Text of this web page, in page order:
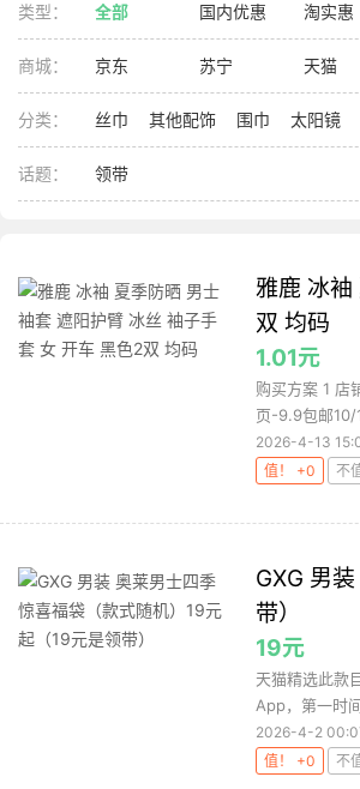
类型： 全部 国内优惠 淘实惠
商城： 京东 苏宁 天猫
分类： 丝巾 其他配饰 围巾 太阳镜
话题： 领带
雅鹿 冰袖
双 均码
1.01元
购买方案 1 店
页-9.9包邮10/
2026-4-13
值！ +0
不
GXG 男
带）
19元
天猫精选此款
App，第一时
2026-4-2
值！ +0
不